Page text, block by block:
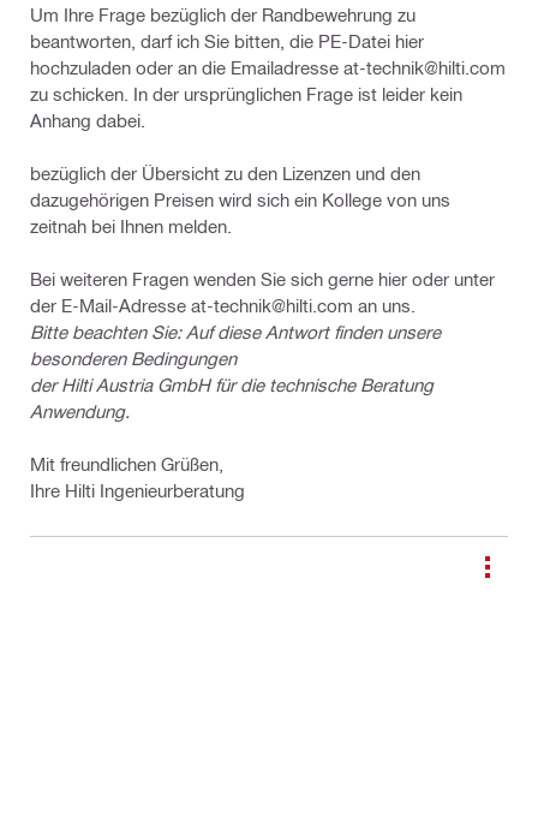
Um Ihre Frage bezüglich der Randbewehrung zu
beantworten, darf ich Sie bitten, die PE-Datei hier
hochzuladen oder an die Emailadresse at-technik@hilti.com
zu schicken. In der ursprünglichen Frage ist leider kein
Anhang dabei.
bezüglich der Übersicht zu den Lizenzen und den
dazugehörigen Preisen wird sich ein Kollege von uns
zeitnah bei Ihnen melden.
Bei weiteren Fragen wenden Sie sich gerne hier oder unter
der E-Mail-Adresse at-technik@hilti.com an uns.
Bitte beachten Sie: Auf diese Antwort finden unsere
besonderen Bedingungen
der Hilti Austria GmbH für die technische Beratung
Anwendung.
Mit freundlichen Grüßen,
Ihre Hilti Ingenieurberatung